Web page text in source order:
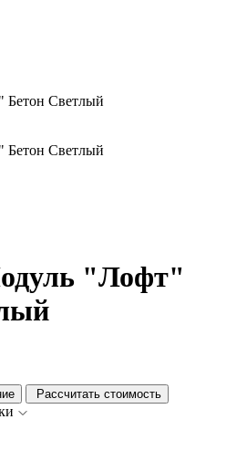
Светлый
Светлый
"Лофт"
Рассчитать стоимость